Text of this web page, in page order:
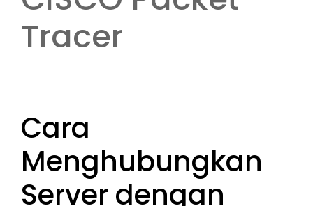
Tracer
Cara
Menghubungkan
Server dengan